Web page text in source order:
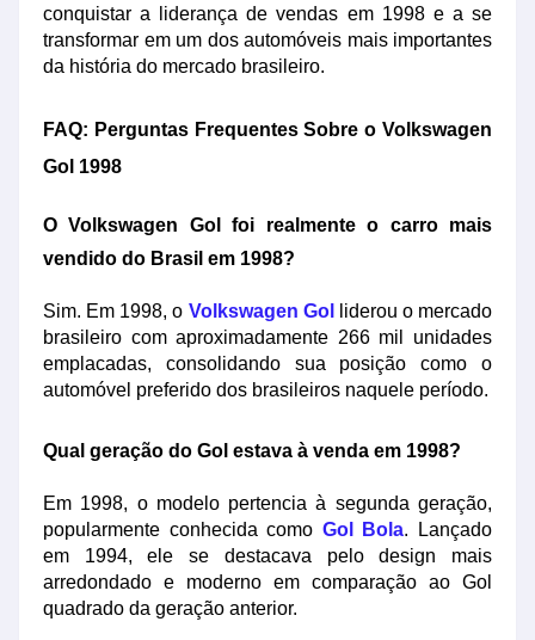
conquistar a liderança de vendas em 1998 e a se
transformar em um dos automóveis mais importantes
da história do mercado brasileiro.
FAQ: Perguntas Frequentes Sobre o Volkswagen
Gol 1998
O Volkswagen Gol foi realmente o carro mais
vendido do Brasil em 1998?
Sim. Em 1998, o Volkswagen Gol
liderou o mercado
brasileiro com aproximadamente 266 mil unidades
emplacadas, consolidando sua posição como o
automóvel preferido dos brasileiros naquele período.
Qual geração do Gol estava à venda em 1998?
Em 1998, o modelo pertencia à segunda geração,
popularmente conhecida como Gol Bola. Lançado
em 1994, ele se destacava pelo design mais
arredondado e moderno em comparação ao Gol
quadrado da geração anterior.